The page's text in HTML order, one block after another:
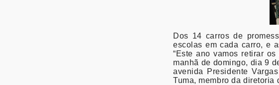
Dos 14 carros de
escolas em cada carro, e
“Este ano vamos retirar os
manhã de domingo, dia 9
avenida Presidente
Tuma, membro da diretoria